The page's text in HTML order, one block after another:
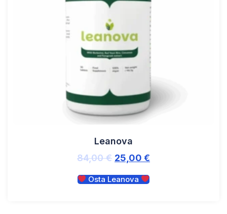
Leanova
84,00€ 25,00 €
Osta Leanova